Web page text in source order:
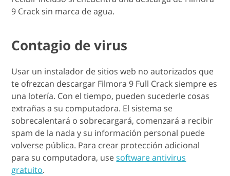
9 Crack sin marca de agua.
Contagio de virus
Usar un instalador de sitios web no autorizados que
te ofrezcan descargar Filmora 9 Full Crack siempre es
una lotería. Con el tiempo, pueden sucederle cosas
extrañas a su computadora. El sistema se
sobrecalentará o sobrecargará, comenzará a recibir
spam de la nada y su información personal puede
volverse pública. Para crear protección adicional
para su computadora, usesoftware antivirus
gratuito.